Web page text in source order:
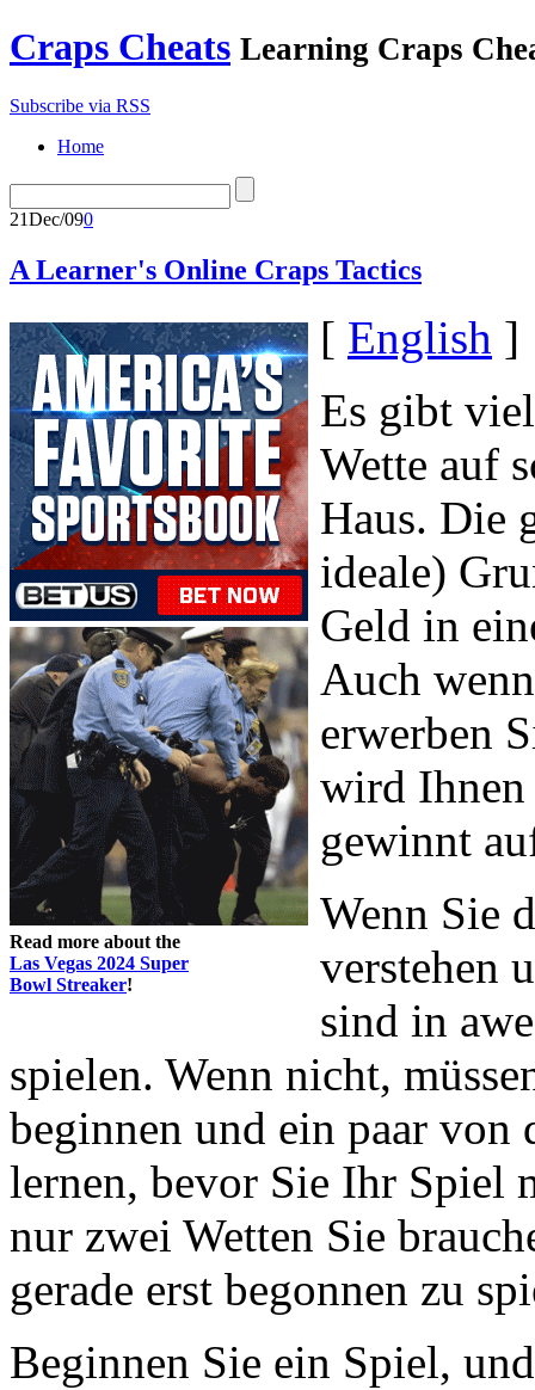
Craps Cheats Learning Craps
Subscribe via RSS
Home
21Dec/090
A Learner's Online Craps Tactics
Read more about the
Las Vegas 2024 Super
Bowl Streaker!
[ English ]
Es gibt
Wette auf
Haus. Die
ideale)
Geld in
Auch
erwerben
wird
gewinnt
Wenn Sie
verstehen
sind in
spielen. Wenn nicht,
beginnen und ein paar von
lernen, bevor Sie Ihr Spiel
nur zwei Wetten Sie
gerade erst begonnen zu
Beginnen Sie ein Spiel,